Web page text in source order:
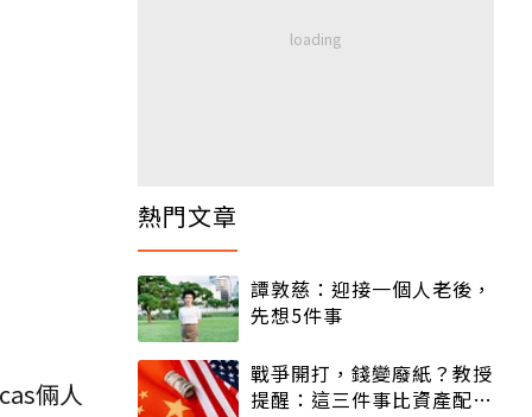
倆人
熱門文章
譚敦慈：迎接一個人老後，
先想5件事
戰爭開打，錢變廢紙？教授
提醒：這三件事比資產配置